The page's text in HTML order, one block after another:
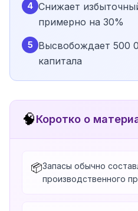
4 Снижает
примерно на 30%
5
Высвобождает 500
капитала
🧠Коротко о
📦Запасы обычно
производственного